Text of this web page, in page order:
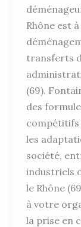
Rhône est
transferts
(69).
des
compétitifs
les
société,
industriels
le Rhône
à votre
la prise en